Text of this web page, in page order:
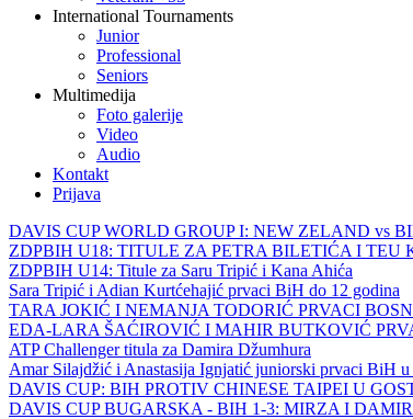
International Tournaments
Junior
Professional
Seniors
Multimedija
Foto galerije
Video
Audio
Kontakt
Prijava
DAVIS CUP WORLD GROUP I: NEW ZELAND vs
ZDPBIH U18: TITULE ZA PETRA BILETIĆA I TEU
ZDPBIH U14: Titule za Saru Tripić i Kana Ahića
Sara Tripić i Adian Kurtćehajić prvaci BiH do 12 godina
TARA JOKIĆ I NEMANJA TODORIĆ PRVACI
EDA-LARA ŠAĆIROVIĆ I MAHIR BUTKOVIĆ
ATP Challenger titula za Damira Džumhura
Amar Silajdžić i Anastasija Ignjatić juniorski prvaci BiH
DAVIS CUP: BIH PROTIV CHINESE TAIPEI U
DAVIS CUP BUGARSKA - BIH 1-3: MIRZA I